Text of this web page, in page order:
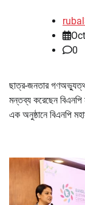
0
ছাত্র-জনতার
মন্তব্য করেছেন
এক অনুষ্ঠানে বিএনপি